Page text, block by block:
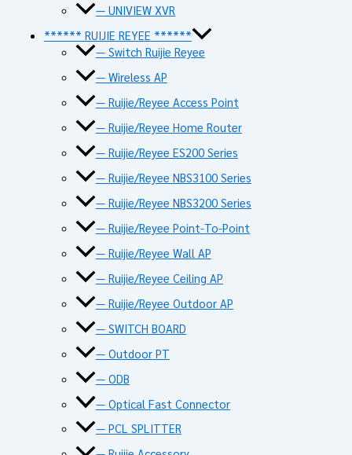
— UNIVIEW XVR
****** RUIJIE REYEE ******
— Switch Ruijie Reyee
— Wireless AP
— Ruijie/Reyee Access Point
— Ruijie/Reyee Home Router
— Ruijie/Reyee ES200 Series
— Ruijie/Reyee NBS3100 Series
— Ruijie/Reyee NBS3200 Series
— Ruijie/Reyee Point-To-Point
— Ruijie/Reyee Wall AP
— Ruijie/Reyee Ceiling AP
— Ruijie/Reyee Outdoor AP
— SWITCH BOARD
— Outdoor PT
— ODB
— Optical Fast Connector
— PCL SPLITTER